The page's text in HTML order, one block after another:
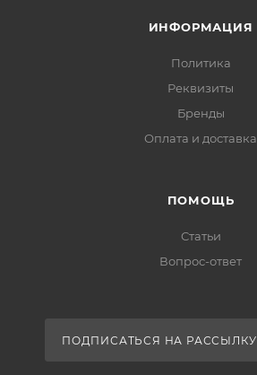
ИНФОРМАЦИЯ
Политика
Реквизиты
Бренды
Оплата и доставка
ПОМОЩЬ
Статьи
Вопрос-ответ
ПОДПИСАТЬСЯ НА РАССЫЛКУ